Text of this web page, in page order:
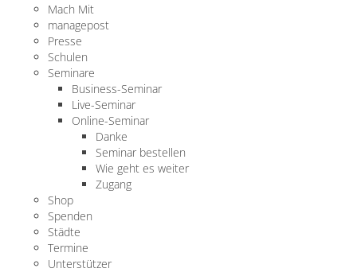
Mach Mit
managepost
Presse
Schulen
Seminare
Business-Seminar
Live-Seminar
Online-Seminar
Danke
Seminar bestellen
Wie geht es weiter
Zugang
Shop
Spenden
Städte
Termine
Unterstützer